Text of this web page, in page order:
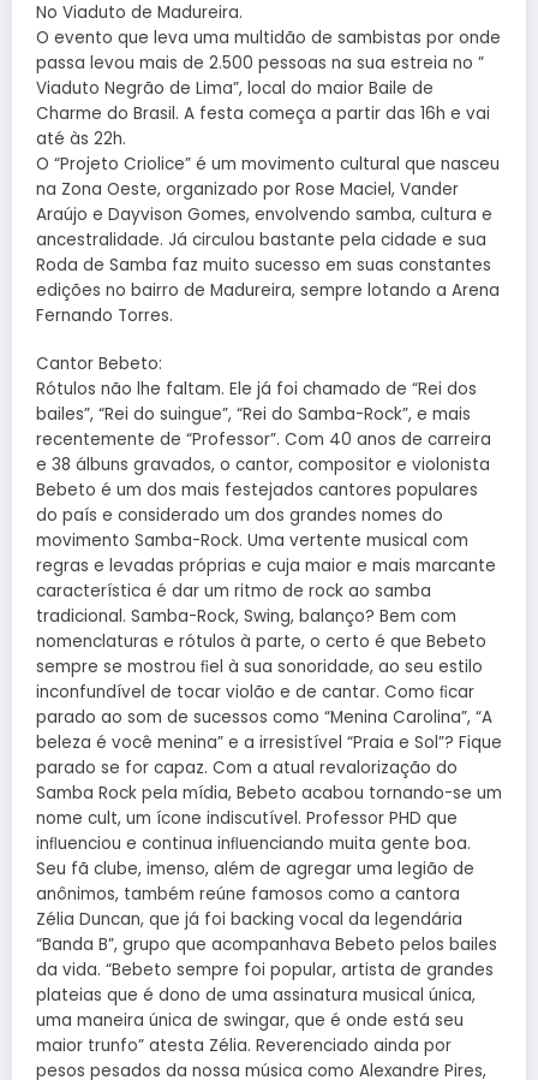
No Viaduto de Madureira.
O evento que leva uma multidão de sambistas por onde
passa levou mais de 2.500 pessoas na sua estreia no ”
Viaduto Negrão de Lima”, local do maior Baile de
Charme do Brasil. A festa começa a partir das 16h e vai
até às 22h.
O “Projeto Criolice” é um movimento cultural que nasceu
na Zona Oeste, organizado por Rose Maciel, Vander
Araújo e Dayvison Gomes, envolvendo samba, cultura e
ancestralidade. Já circulou bastante pela cidade e sua
Roda de Samba faz muito sucesso em suas constantes
edições no bairro de Madureira, sempre lotando a Arena
Fernando Torres.
Cantor Bebeto:
Rótulos não lhe faltam. Ele já foi chamado de “Rei dos
bailes”, “Rei do suingue”, “Rei do Samba-Rock”, e mais
recentemente de “Professor”. Com 40 anos de carreira
e 38 álbuns gravados, o cantor, compositor e violonista
Bebeto é um dos mais festejados cantores populares
do país e considerado um dos grandes nomes do
movimento Samba-Rock. Uma vertente musical com
regras e levadas próprias e cuja maior e mais marcante
característica é dar um ritmo de rock ao samba
tradicional. Samba-Rock, Swing, balanço? Bem com
nomenclaturas e rótulos à parte, o certo é que Bebeto
sempre se mostrou ﬁel à sua sonoridade, ao seu estilo
inconfundível de tocar violão e de cantar. Como ﬁcar
parado ao som de sucessos como “Menina Carolina”, “A
beleza é você menina” e a irresistível “Praia e Sol”? Fique
parado se for capaz. Com a atual revalorização do
Samba Rock pela mídia, Bebeto acabou tornando-se um
nome cult, um ícone indiscutível. Professor PHD que
inﬂuenciou e continua inﬂuenciando muita gente boa.
Seu fã clube, imenso, além de agregar uma legião de
anônimos, também reúne famosos como a cantora
Zélia Duncan, que já foi backing vocal da legendária
“Banda B”, grupo que acompanhava Bebeto pelos bailes
da vida. “Bebeto sempre foi popular, artista de grandes
plateias que é dono de uma assinatura musical única,
uma maneira única de swingar, que é onde está seu
maior trunfo” atesta Zélia. Reverenciado ainda por
pesos pesados da nossa música como Alexandre Pires,